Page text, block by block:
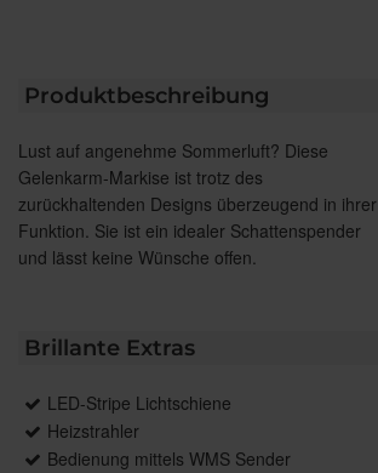
Produktbeschreibung
Lust auf angenehme Sommerluft? Diese
Gelenkarm-Markise ist trotz des
zurückhaltenden Designs überzeugend in ihrer
Funktion. Sie ist ein idealer Schattenspender
und lässt keine Wünsche offen.
Brillante Extras
LED-Stripe Lichtschiene
Heizstrahler
Bedienung mittels WMS Sender